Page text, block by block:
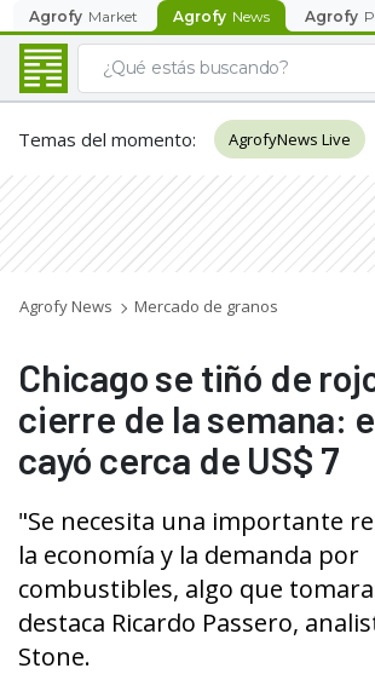
Agrofy Market Agrofy News Agrofy
Temas del momento: AgrofyNews Live
Agrofy News Mercado de granos
Chicago se tiñó de
cierre de la semana:
cayó cerca de US$ 7
"Se necesita una importante
la economía y la demanda por
combustibles, algo que
destaca Ricardo Passero,
Stone.